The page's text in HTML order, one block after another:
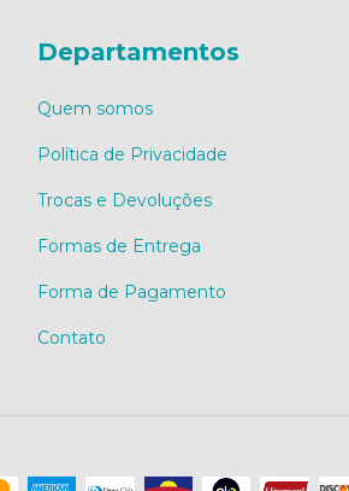
Departamentos
Quem somos
Política de Privacidade
Trocas e Devoluções
Formas de Entrega
Forma de Pagamento
Contato